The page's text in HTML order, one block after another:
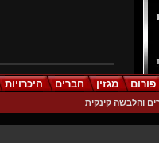
פורום מגזין חברים היכרויות